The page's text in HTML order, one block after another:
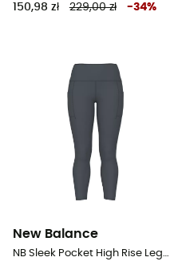
150,98 zł 229,00 zł -34%
New Balance
NB Sleek Pocket High Rise Legging 25" - Legginsy do biegania damskie